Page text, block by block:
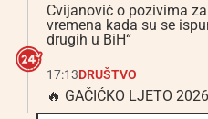
Cvijanović o pozivima
vremena kada su se
drugih u BiH“
17:13DRUŠTVO
🔥 GAČIĆKO LJETO